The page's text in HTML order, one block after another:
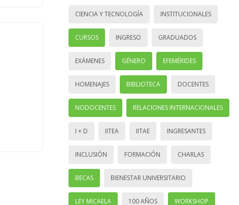
CIENCIA Y TECNOLOGÍA INSTITUCIONALES
CURSOS INGRESO GRADUADOS
EXÁMENES GÉNERO EFEMÉRIDES
HOMENAJES BIBLIOTECA DOCENTES
NODOCENTES RELACIONES INTERNACIONALES
I + D IITEA IITAE INGRESANTES
INCLUSIÓN FORMACIÓN CHARLAS
BECAS BIENESTAR UNIVERSITARIO
LEY MICAELA 100 AÑOS WORKSHOP